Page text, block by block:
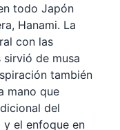
todo Japón
Hanami. La
con las
de musa
también
mano que
del
el enfoque en